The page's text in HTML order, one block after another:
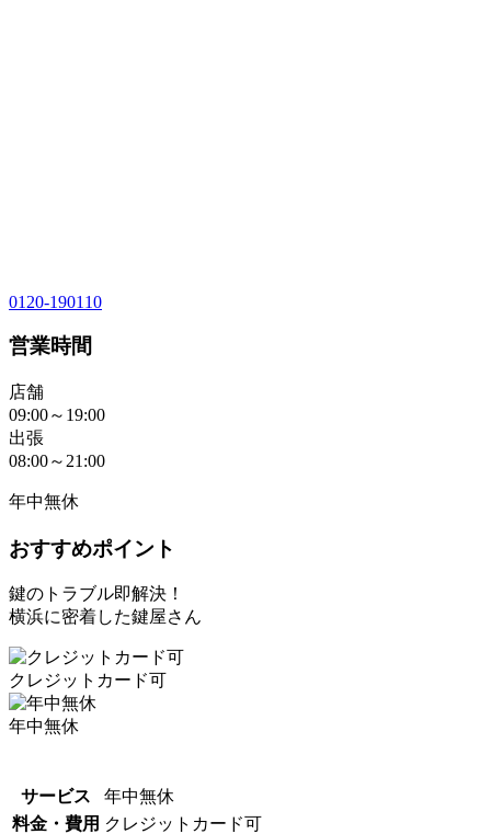
0120-190110
営業時間
店舗
09:00～19:00
出張
08:00～21:00
年中無休
おすすめポイント
鍵のトラブル即解決！
横浜に密着した鍵屋さん
クレジットカード可
年中無休
サービス
年中無休
料金・費用 クレジットカード可